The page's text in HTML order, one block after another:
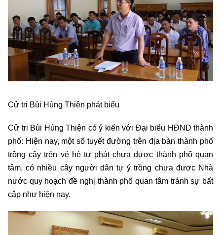
Cử tri Bùi Hùng Thiện phát biểu
Cử tri Bùi Hùng Thiện có ý kiến với Đại biểu HĐND thành
phố: Hiện nay, một số tuyết đường trên địa bàn thành phố
trồng cây trên vẻ hè tự phát chưa được thành phố quan
tâm, có nhiều cây người dân tự ý trồng chưa được Nhà
nước quy hoạch đề nghị thành phố quan tâm tránh sự bất
cập như hiện nay.